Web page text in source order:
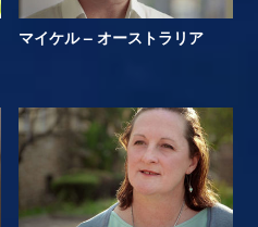
マイケル – オーストラリア